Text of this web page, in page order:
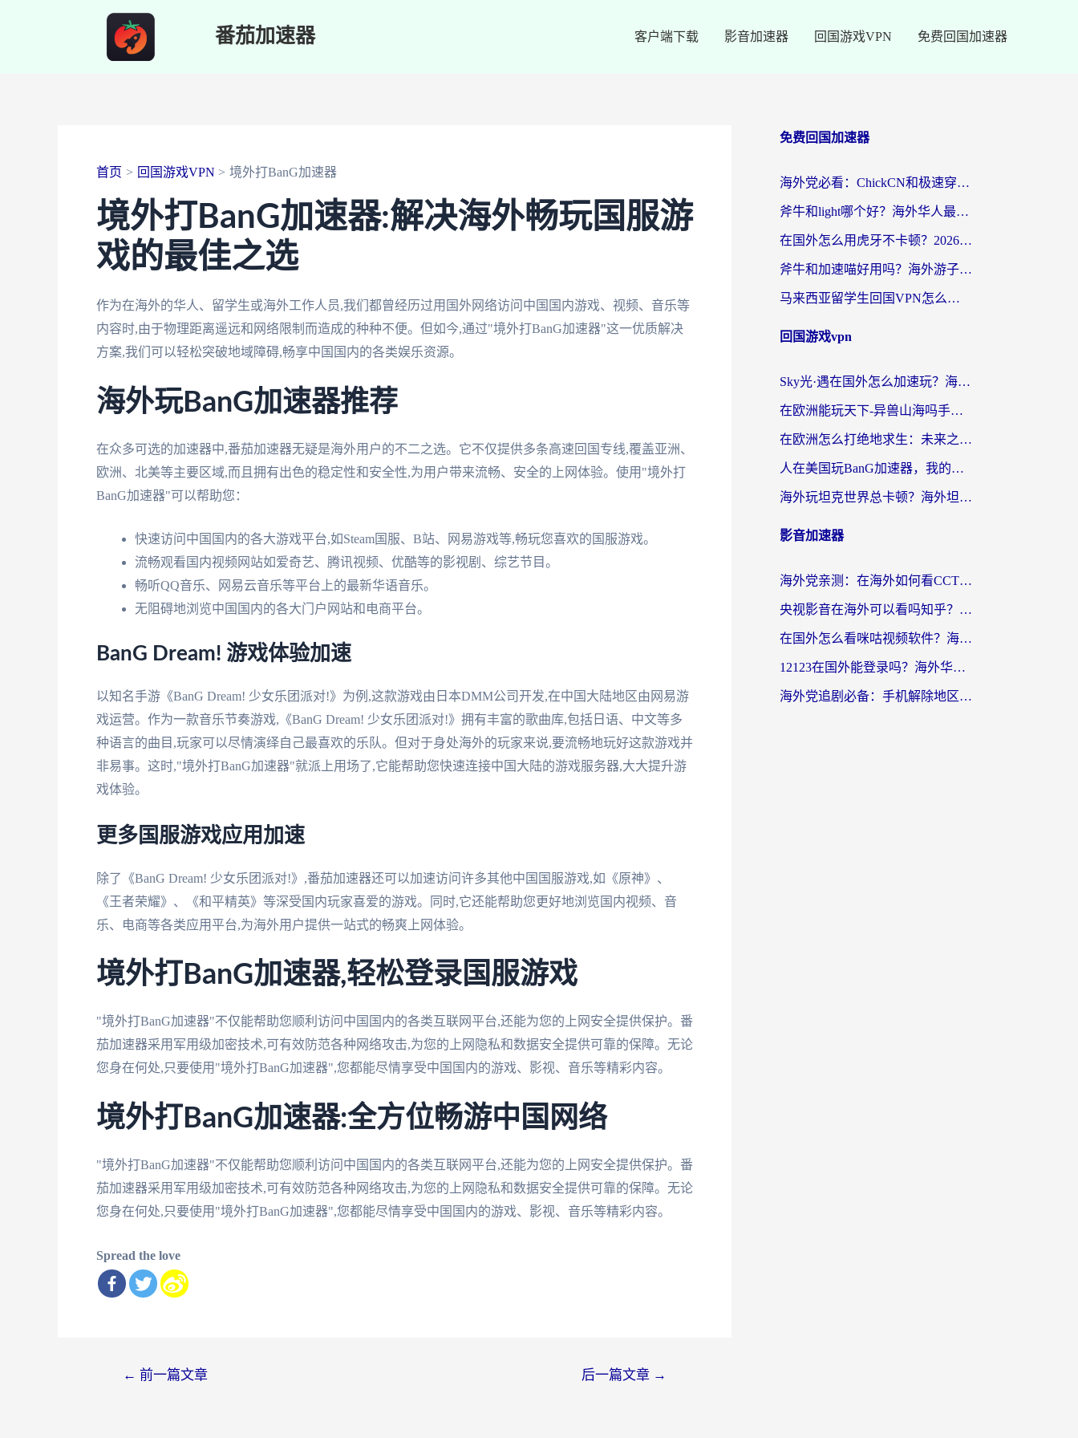
番茄加速器 客户端下载 影音加速器 回国游戏VPN 免费回国加速器
首页 回国游戏VPN 境外打BanG加速器
境外打BanG加速器:解决海外畅玩国服游
戏的最佳之选
作为在海外的华人、留学生或海外工作人员,我们都曾经历过用国外网络访问中国国内游戏、视频、音乐等
内容时,由于物理距离遥远和网络限制而造成的种种不便。但如今,通过"境外打BanG加速器"这一优质解决
方案,我们可以轻松突破地域障碍,畅享中国国内的各类娱乐资源。
海外玩BanG加速器推荐
在众多可选的加速器中,番茄加速器无疑是海外用户的不二之选。它不仅提供多条高速回国专线,覆盖亚洲、
欧洲、北美等主要区域,而且拥有出色的稳定性和安全性,为用户带来流畅、安全的上网体验。使用"境外打
BanG加速器"可以帮助您：
快速访问中国国内的各大游戏平台,如Steam国服、B站、网易游戏等,畅玩您喜欢的国服游戏。
流畅观看国内视频网站如爱奇艺、腾讯视频、优酷等的影视剧、综艺节目。
畅听QQ音乐、网易云音乐等平台上的最新华语音乐。
无阻碍地浏览中国国内的各大门户网站和电商平台。
BanG Dream! 游戏体验加速
以知名手游《BanG Dream! 少女乐团派对!》为例,这款游戏由日本DMM公司开发,在中国大陆地区由网易游
戏运营。作为一款音乐节奏游戏,《BanG Dream! 少女乐团派对!》拥有丰富的歌曲库,包括日语、中文等多
种语言的曲目,玩家可以尽情演绎自己最喜欢的乐队。但对于身处海外的玩家来说,要流畅地玩好这款游戏并
非易事。这时,"境外打BanG加速器"就派上用场了,它能帮助您快速连接中国大陆的游戏服务器,大大提升游
戏体验。
更多国服游戏应用加速
除了《BanG Dream! 少女乐团派对!》,番茄加速器还可以加速访问许多其他中国国服游戏,如《原神》、
《王者荣耀》、《和平精英》等深受国内玩家喜爱的游戏。同时,它还能帮助您更好地浏览国内视频、音
乐、电商等各类应用平台,为海外用户提供一站式的畅爽上网体验。
境外打BanG加速器,轻松登录国服游戏
"境外打BanG加速器"不仅能帮助您顺利访问中国国内的各类互联网平台,还能为您的上网安全提供保护。番
茄加速器采用军用级加密技术,可有效防范各种网络攻击,为您的上网隐私和数据安全提供可靠的保障。无论
您身在何处,只要使用"境外打BanG加速器",您都能尽情享受中国国内的游戏、影视、音乐等精彩内容。
境外打BanG加速器:全方位畅游中国网络
"境外打BanG加速器"不仅能帮助您顺利访问中国国内的各类互联网平台,还能为您的上网安全提供保护。番
茄加速器采用军用级加密技术,可有效防范各种网络攻击,为您的上网隐私和数据安全提供可靠的保障。无论
您身在何处,只要使用"境外打BanG加速器",您都能尽情享受中国国内的游戏、影视、音乐等精彩内容。
Spread the love
← 前一篇文章 后一篇文章 →
免费回国加速器
海外党必看：ChickCN和极速穿梭VPN好用吗？3招教你选对回国加速器无缝刷国内资源
斧牛和light哪个好？海外华人最关心的回国加速器选择难题，一篇讲透
在国外怎么用虎牙不卡顿？2026海外华人亲测有效的回国加速器选择指南
斧牛和加速喵好用吗？海外游子的真实选择困境
马来西亚留学生回国VPN怎么选？3个避坑点+1款实测好用的加速器推荐
回国游戏vpn
Sky光·遇在国外怎么加速玩？海外党亲测有效的国服游戏加速指南
在欧洲能玩天下-异兽山海吗手游？海外玩家的加速器生存指南
在欧洲怎么打绝地求生：未来之役不卡？留学生亲测的加速器避坑指南
人在美国玩BanG加速器，我的延迟终于绿了
海外玩坦克世界总卡顿？海外坦克世界加速器有哪些？实测好用的选择在这里
影音加速器
海外党亲测：在海外如何看CCTV？告别“仅限大陆播放”的实用指南
央视影音在海外可以看吗知乎？留学生亲测：3步解决地域限制+追剧自由
在国外怎么看咪咕视频软件？海外党亲测有效的回国加速方案
12123在国外能登录吗？海外华人必看的回国加速实用指南
海外党追剧必备：手机解除地区限制app怎么选？解决央视视频&国内剧地区限制全指南